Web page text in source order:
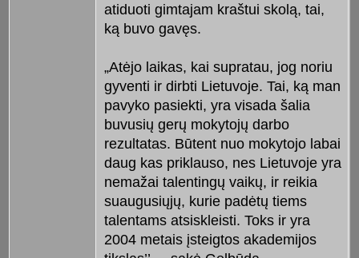
atiduoti gimtajam kraštui skolą, tai,
ką buvo gavęs.
„Atėjo laikas, kai supratau, jog noriu
gyventi ir dirbti Lietuvoje. Tai, ką man
pavyko pasiekti, yra visada šalia
buvusių gerų mokytojų darbo
rezultatas. Būtent nuo mokytojo labai
daug kas priklauso, nes Lietuvoje yra
nemažai talentingų vaikų, ir reikia
suaugusiųjų, kurie padėtų tiems
talentams atsiskleisti. Toks ir yra
2004 metais įsteigtos akademijos